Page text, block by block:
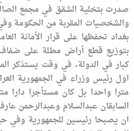
صدرت بتخلية الشقق في مجمع
والشخصيات المقربة من الحكومة
بغداد تحفظها على قرار الأمانة
بتوزيع قطع أراض مطلة على
كبار في الدولة، في وقت يستذكر
اول رئيس وزراء في الجمهورية
مترا واحدا بل كان مستأجرا دارا
السابقان عبدالسلام وعبدالرحمن
ان يصبحا رئيسين للجمهورية وفي